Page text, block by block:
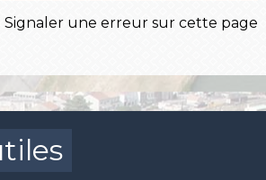
Signaler une erreur sur cette page